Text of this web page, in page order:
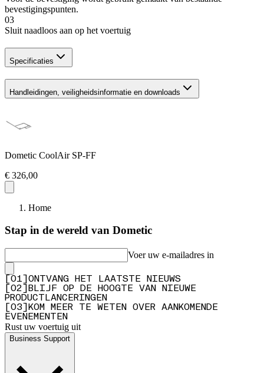
bevestigingspunten.
03
Sluit naadloos aan op het voertuig
Specificaties
Handleidingen, veiligheidsinformatie en downloads
Dometic CoolAir SP-FF
€ 326,00
Home
Stap in de wereld van Dometic
Voer uw e-mailadres in
01
ONTVANG HET LAATSTE NIEUWS
02
BLIJF OP DE HOOGTE VAN NIEUWE
PRODUCTLANCERINGEN
03
KOM MEER TE WETEN OVER AANKOMENDE
EVENEMENTEN
Rust uw voertuig uit
Business Support